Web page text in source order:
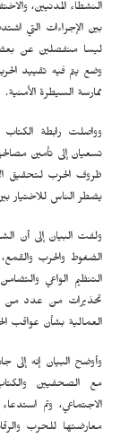
النشطاء المدنيين،
بين الإجراءات التي
ليسا منفصلين عن
وضع يتم فيه تقييد
ممارسة السيطرة الأمنية.
وواصلت رابطة الكتاب
تسعيان إلى تأمين
ظروف الحرب لتحقيق
يضطر الناس للاختيار
ولفت البيان إلى أن
الضغوط والحرب والقمع،
التنظيم الواعي
تحذيرات من عدد من
العمالية بشأن عواقب
وأوضح البيان إنه إلى
مع الصحفيين
الاجتماعي، وتم
معارضتها للحرب